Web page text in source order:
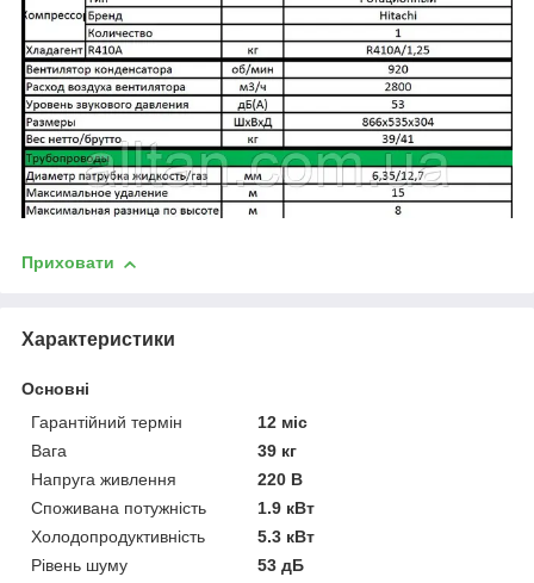
Приховати
Характеристики
Основні
Гарантійний термін
12 міс
Вага
39 кг
Напруга живлення
220 В
Споживана потужність
1.9 кВт
Холодопродуктивність
5.3 кВт
Рівень шуму
53 дБ